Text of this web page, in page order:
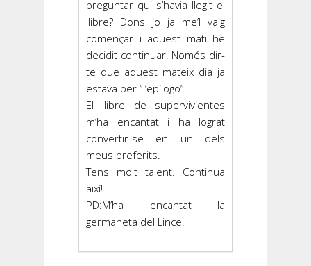
preguntar qui s’havia llegit el
llibre? Dons jo ja me’l vaig
començar i aquest mati he
decidit continuar. Només dir-
te que aquest mateix dia ja
estava per “l’epílogo”.
El llibre de supervivientes
m’ha encantat i ha lograt
convertir-se en un dels
meus preferits.
Tens molt talent. Continua
així!
PD:M’ha encantat la
germaneta del Lince.